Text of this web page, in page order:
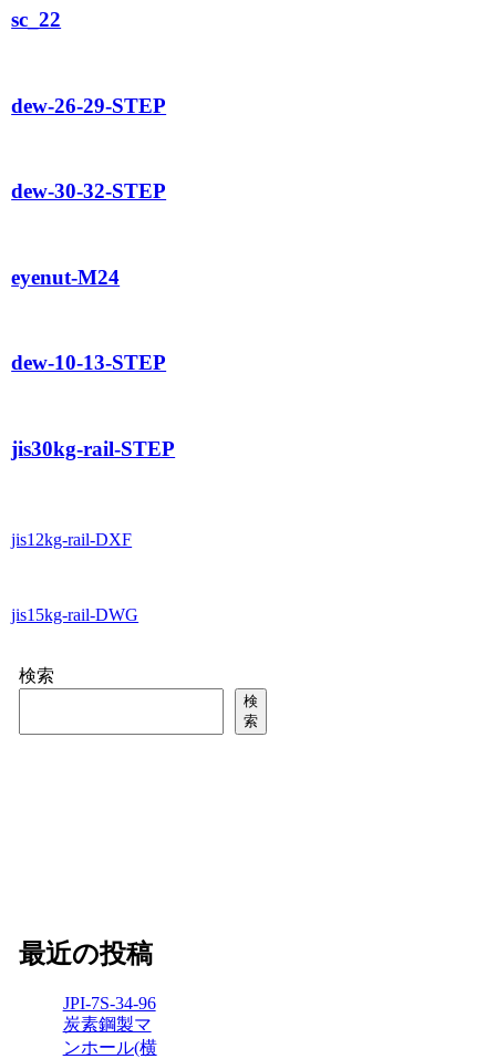
sc_22
dew-26-29-STEP
dew-30-32-STEP
eyenut-M24
dew-10-13-STEP
jis30kg-rail-STEP
jis12kg-rail-DXF
jis15kg-rail-DWG
検索
検
索
最近の投稿
JPI-7S-34-96
炭素鋼製マ
ンホール(横